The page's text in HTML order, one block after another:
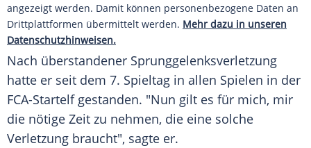
angezeigt werden. Damit können personenbezogene Daten an
Drittplattformen übermittelt werden. Mehr dazu in unseren
Datenschutzhinweisen.
Nach überstandener Sprunggelenksverletzung
hatte er seit dem 7. Spieltag in allen Spielen in der
FCA-Startelf gestanden. "Nun gilt es für mich, mir
die nötige Zeit zu nehmen, die eine solche
Verletzung braucht", sagte er.